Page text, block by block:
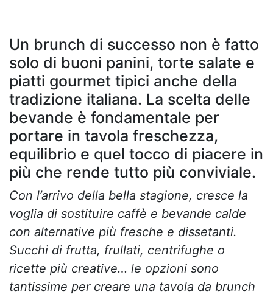
Un brunch di successo non è fatto
solo di buoni panini, torte salate e
piatti gourmet tipici anche della
tradizione italiana. La scelta delle
bevande è fondamentale per
portare in tavola freschezza,
equilibrio e quel tocco di piacere in
più che rende tutto più conviviale.
Con l’arrivo della bella stagione, cresce la
voglia di sostituire caffè e bevande calde
con alternative più fresche e dissetanti.
Succhi di frutta, frullati, centrifughe o
ricette più creative… le opzioni sono
tantissime per creare una tavola da brunch